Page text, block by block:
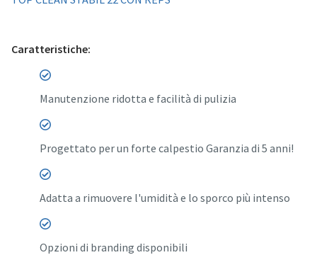
Caratteristiche:
Manutenzione ridotta e facilità di pulizia
Progettato per un forte calpestio Garanzia di 5 anni!
Adatta a rimuovere l'umidità e lo sporco più intenso
Opzioni di branding disponibili